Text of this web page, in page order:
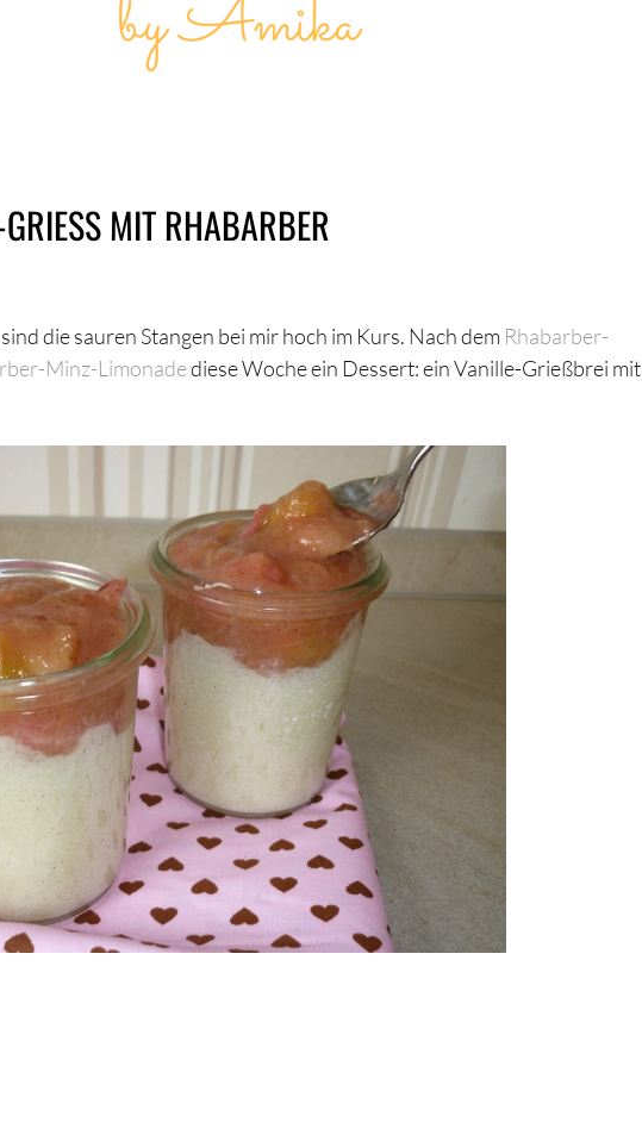
MIT RHABARBER
die sauren Stangen bei mir hoch im Kurs. Nach dem Rhabarber-
Minz-Limonadediese Woche ein Dessert: ein Vanille-Grießbrei mit